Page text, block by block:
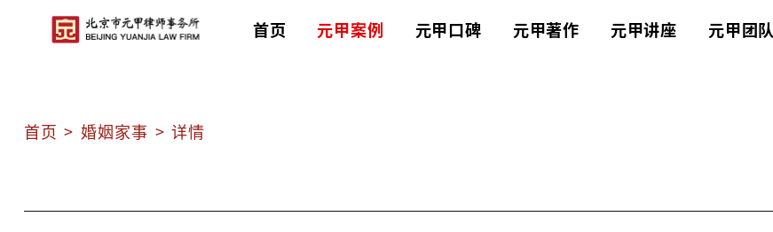
首页 元甲案例 元甲口碑 元甲著作 元甲讲座 元甲团队
首页 > 婚姻家事 > 详情